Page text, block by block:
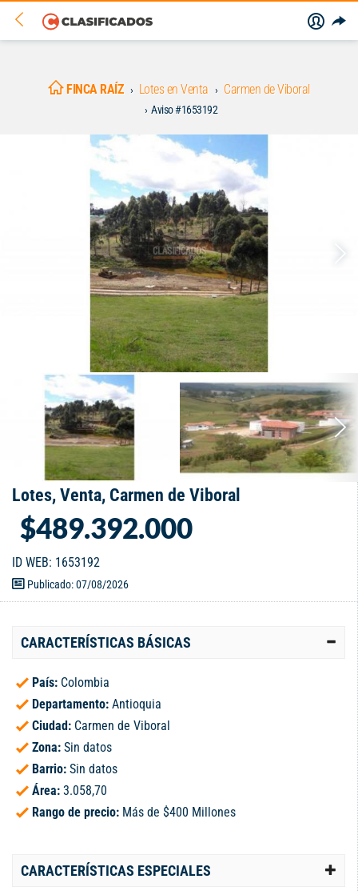
FINCA RAÍZ Lotes en Venta Carmen de Viboral
Aviso #1653192
Lotes, Venta, Carmen de Viboral
$489.392.000
ID WEB: 1653192
Publicado: 07/08/2026
CARACTERÍSTICAS BÁSICAS
País: Colombia
Departamento: Antioquia
Ciudad: Carmen de Viboral
Zona: Sin datos
Barrio: Sin datos
Área: 3.058,70
Rango de precio: Más de $400 Millones
CARACTERÍSTICAS ESPECIALES